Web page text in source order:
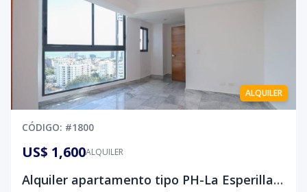
ALQUILER
CÓDIGO: #1800
ALQUILER
US$ 1,600
Alquiler apartamento tipo PH-La Esperilla, D.N